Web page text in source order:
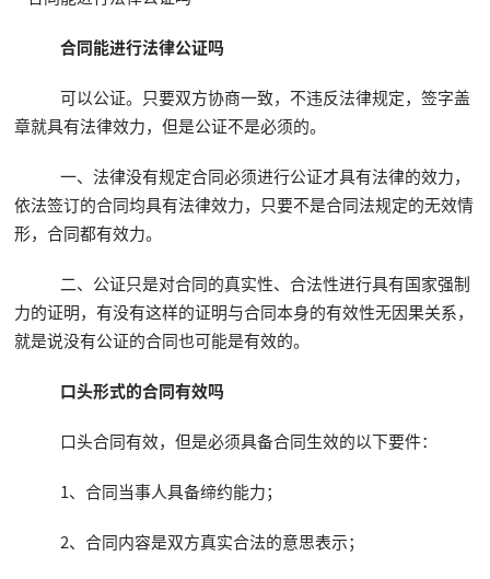
合同能进行法律公证吗
可以公证。只要双方协商一致，不违反法律规定，签字盖
章就具有法律效力，但是公证不是必须的。
一、法律没有规定合同必须进行公证才具有法律的效力，
依法签订的合同均具有法律效力，只要不是合同法规定的无效情
形，合同都有效力。
二、公证只是对合同的真实性、合法性进行具有国家强制
力的证明，有没有这样的证明与合同本身的有效性无因果关系，
就是说没有公证的合同也可能是有效的。
口头形式的合同有效吗
口头合同有效，但是必须具备合同生效的以下要件：
1、合同当事人具备缔约能力；
2、合同内容是双方真实合法的意思表示；